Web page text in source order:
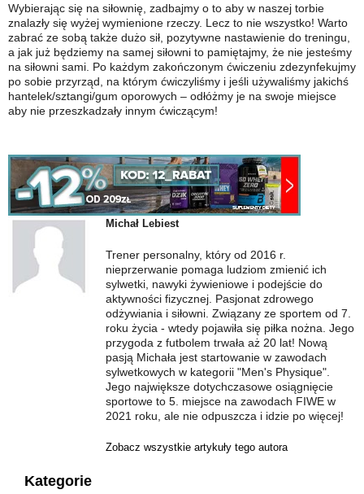
Kategorie
Wybierając się na siłownię, zadbajmy o to aby w naszej torbie
znalazły się wyżej wymienione rzeczy. Lecz to nie wszystko! Warto
zabrać ze sobą także dużo sił, pozytywne nastawienie do treningu,
a jak już będziemy na samej siłowni to pamiętajmy, że nie jesteśmy
na siłowni sami. Po każdym zakończonym ćwiczeniu zdezynfekujmy
po sobie przyrząd, na którym ćwiczyliśmy i jeśli używaliśmy jakichś
hantelek/sztangi/gum oporowych – odłóżmy je na swoje miejsce
aby nie przeszkadzały innym ćwiczącym!
Michał Lebiest
Trener personalny, który od 2016 r.
nieprzerwanie pomaga ludziom zmienić ich
sylwetki, nawyki żywieniowe i podejście do
aktywności fizycznej. Pasjonat zdrowego
odżywiania i siłowni. Związany ze sportem od 7.
roku życia - wtedy pojawiła się piłka nożna. Jego
przygoda z futbolem trwała aż 20 lat! Nową
pasją Michała jest startowanie w zawodach
sylwetkowych w kategorii "Men's Physique".
Jego największe dotychczasowe osiągnięcie
sportowe to 5. miejsce na zawodach FIWE w
2021 roku, ale nie odpuszcza i idzie po więcej!
Zobacz wszystkie artykuły tego autora